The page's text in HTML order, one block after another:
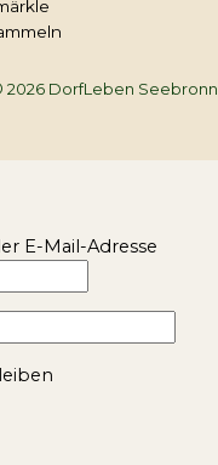
2026 DorfLeben Seebronn
E-Mail-Adresse